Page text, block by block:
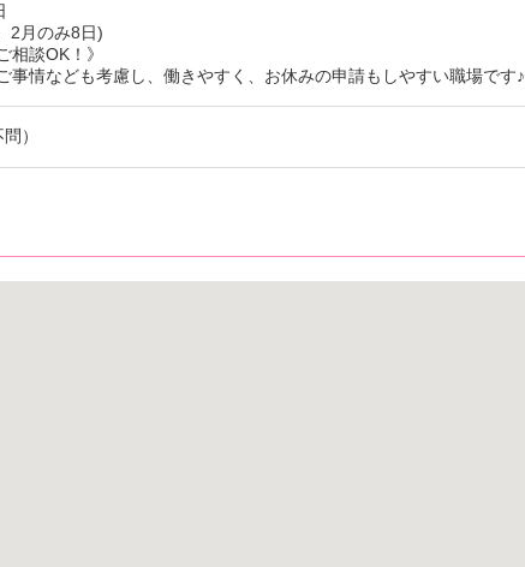
2月のみ8日)
相談OK！》
事情なども考慮し、働きやすく、お休みの申請もしやすい職場です♪
）